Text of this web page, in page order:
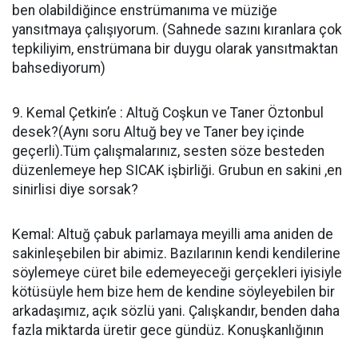
ben olabildiğince enstrümanıma ve müziğe
yansıtmaya çalışıyorum. (Sahnede sazını kıranlara çok
tepkiliyim, enstrümana bir duygu olarak yansıtmaktan
bahsediyorum)
9. Kemal Çetkin’e : Altuğ Coşkun ve Taner Öztonbul
desek?(Aynı soru Altuğ bey ve Taner bey içinde
geçerli).Tüm çalışmalarınız, sesten söze besteden
düzenlemeye hep SICAK işbirliği. Grubun en sakini ,en
sinirlisi diye sorsak?
Kemal: Altuğ çabuk parlamaya meyilli ama aniden de
sakinleşebilen bir abimiz. Bazılarının kendi kendilerine
söylemeye cüret bile edemeyeceği gerçekleri iyisiyle
kötüsüyle hem bize hem de kendine söyleyebilen bir
arkadaşımız, açık sözlü yani. Çalışkandır, benden daha
fazla miktarda üretir gece gündüz. Konuşkanlığının